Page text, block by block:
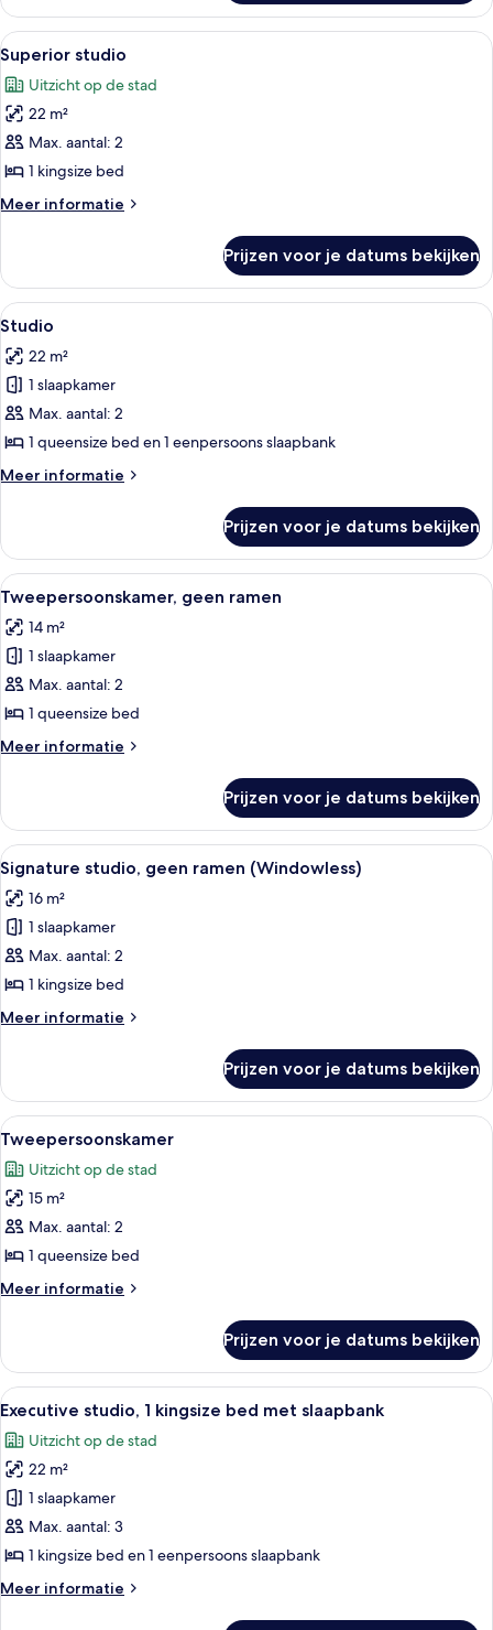
Studio
Twin
Alle
foto's
voor
Superior
studio
laden
Een kleine keuken met een
14
Superior studio
Uitzicht op de stad
22 m²
Max. aantal: 2
1 kingsize bed
Meer informatie
Meer
studio
Prijzen voor je datums bekijken
Alle
foto's
voor
Studio
laden
Een moderne hotelkamer met een
10
Studio
22 m²
1 slaapkamer
Max. aantal: 2
1 queensize bed en 1 eenpersoons slaapbank
Meer informatie
Meer
Prijzen voor je datums bekijken
Alle
foto's
voor
Tweepersoonskamer,
geen
ramen
laden
Een moderne hotelkamer met een
9
Tweepersoonskamer, geen ramen
14 m²
1 slaapkamer
Max. aantal: 2
1 queensize bed
Meer informatie
Meer
geen
ramen
Prijzen voor je datums bekijken
Alle
foto's
voor
Signature
studio,
geen
ramen
(Windowless)
Een slaapkamer met een bed, een
10
Signature studio, geen ramen (Windowless)
16 m²
1 slaapkamer
Max. aantal: 2
1 kingsize bed
Meer informatie
Meer
studio,
geen
ramen
(Windowless)
Prijzen voor je datums bekijken
Alle
foto's
voor
Tweepersoonskamer
laden
Een moderne hotelkamer met een
10
Tweepersoonskamer
Uitzicht op de stad
15 m²
Max. aantal: 2
1 queensize bed
Meer informatie
Meer
Prijzen voor je datums bekijken
Alle
foto's
voor
Executive
studio,
1
kingsize
met
Een hotelkamer met een bed,
13
Executive studio, 1 kingsize bed met slaapbank
Uitzicht op de stad
22 m²
1 slaapkamer
Max. aantal: 3
1 kingsize bed en 1 eenpersoons slaapbank
Meer informatie
Meer